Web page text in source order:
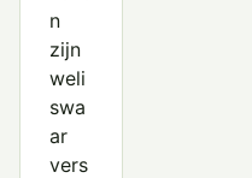
n
zijn
weli
swa
ar
vers